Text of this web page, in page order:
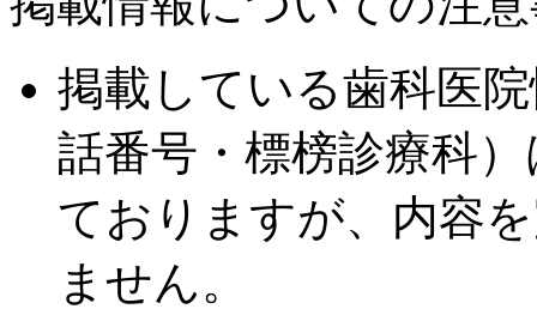
掲載している歯科医
話番号・標榜診療科
ておりますが、内容
ません。